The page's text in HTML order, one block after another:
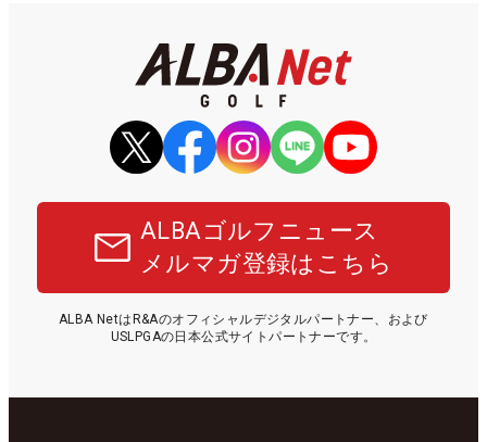
ALBAゴルフニュース
メルマガ登録はこちら
ALBA NetはR&Aのオフィシャルデジタルパートナー、および
USLPGAの日本公式サイトパートナーです。